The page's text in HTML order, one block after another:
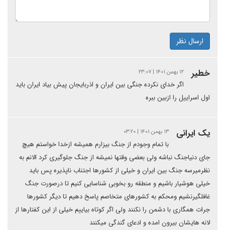
ارسال نظر
خطیر ۱۲ بهمن ۱۴۰۱ | ۲۳:۰۷
اگر خدای نکرده جنگی بین ایران و اذربایجان پیش بیاد ایران باید
اول اسراییل را ازبین ببره
یک ایرانی ۱۳ بهمن ۱۴۰۱ | ۰۳:۲۰
با تمام وجودم از جنگ بیزارم همیشه ازخدا خواستم هیچ
جای دنیاجنگ نباشه ولی بعضی وقتها نمیشه از جنگ جلوگیری کرد الانم به
نظرمیرسه جنگ بین ایران و خیلی از کشورها اجتناب ناپذیره پس باید
خیلی هوشیار باشیم و منطقه رو بخوبی شناسایی کنیم تا درصورت جنگ
غافلگیرنشیم ومحکم به کشورهای متخاصم پاسخ دهیم تا دیگر کشورها
جرات همگاری با دشمن را نکنند ولی اگر کوتاه بیاییم خیلی از این کفتارها از
لانه هایشان بیرون امده و ادعای گندگی میکنند